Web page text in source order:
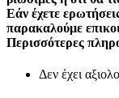
Εάν έχετε
παρακαλούμε
Περισσότερες
Δεν έχει